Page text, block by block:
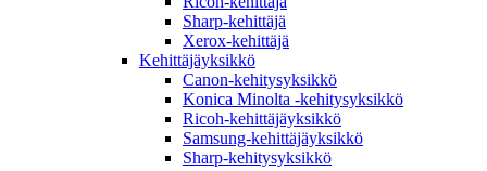
Sharp-kehittäjä
Xerox-kehittäjä
Kehittäjäyksikkö
Canon-kehitysyksikkö
Konica Minolta -kehitysyksikkö
Ricoh-kehittäjäyksikkö
Samsung-kehittäjäyksikkö
Sharp-kehitysyksikkö